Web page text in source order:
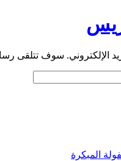
الإلكتروني. سوف تتلقى
المبكرة